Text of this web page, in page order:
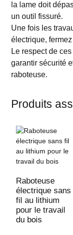
la lame doit
un outil fissuré.
Une fois les
électrique,
Le respect de
garantir sécurité
raboteuse.
Produits
Raboteuse
électrique sans
fil au lithium
pour le travail
du bois